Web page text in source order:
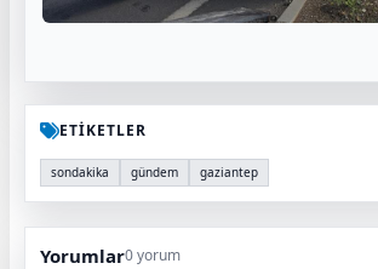
ETİKETLER
sondakika gündem gaziantep
Yorumlar0 yorum